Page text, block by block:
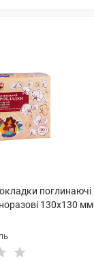
поглинаючі
130х130 мм